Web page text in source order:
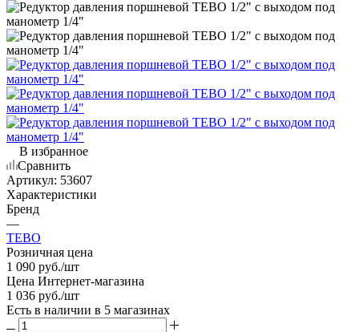
В избранное
Сравнить
Артикул: 53607
Характеристики
Бренд
—
TEBO
Розничная цена
1 090 руб./шт
Цена Интернет-магазина
1 036 руб./шт
Есть в наличии в 5 магазинах